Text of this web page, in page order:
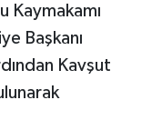
Kaymakamı
Başkanı
Kavşut